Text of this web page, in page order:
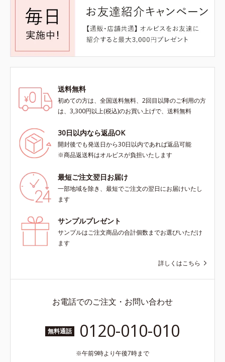
送料無料
初めての方は、全国送料無料、2回目以降のご利用の方
は、3,300円以上(税込)のお買い上げで、送料無料
30日以内なら返品OK
開封後でも発送日から30日以内であれば返品可能
※商品返送料はオルビスが負担いたします
最短ご注文翌日お届け
一部地域を除き、最短でご注文の翌日にお届けいたし
ます
サンプルプレゼント
サンプルはご注文商品の合計個数までお選びいただけ
ます
詳しくはこちら
お電話でのご注文・お問い合わせ
無料通話 0120-010-010
午前9時より午後7時まで